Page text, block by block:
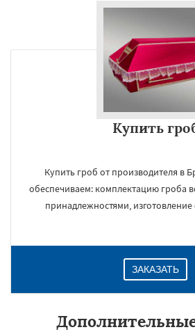
Купить
Купить гроб от производителя в
обеспечиваем: комплектацию гроба
принадлежностями, изготовление
ЗАКАЗАТЬ